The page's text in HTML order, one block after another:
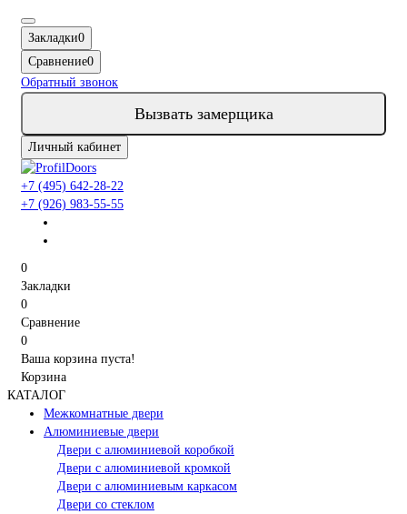
Закладки0
Сравнение0
Обратный звонок
Вызвать замерщика
Личный кабинет
+7 (495) 642-28-22
+7 (926) 983-55-55
0
Закладки
0
Сравнение
0
Ваша корзина пуста!
Корзина
КАТАЛОГ
Межкомнатные двери
Алюминиевые двери
Двери с алюминиевой коробкой
Двери с алюминиевой кромкой
Двери с алюминиевым каркасом
Двери со стеклом